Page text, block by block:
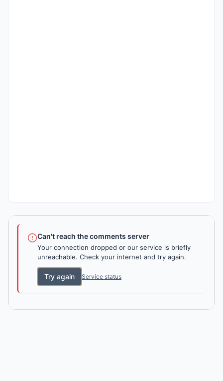
Can't reach the comments server
Your connection dropped or our service is briefly
unreachable. Check your internet and try again.
Try again Service status